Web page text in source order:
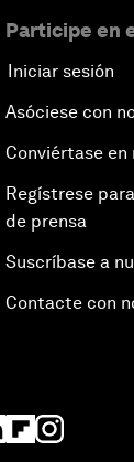
Participe en
Iniciar sesión
Asóciese con
Conviértase en
Regístrese
de prensa
Suscríbase a
Contacte con